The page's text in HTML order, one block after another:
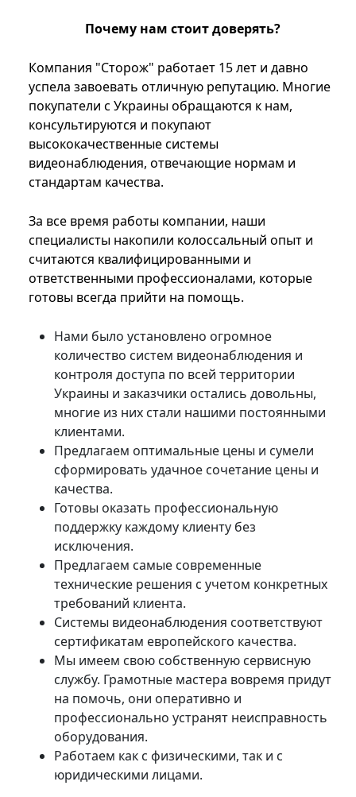
Почему нам стоит доверять?
Компания "Сторож" работает 15 лет и давно
успела завоевать отличную репутацию. Многие
покупатели с Украины обращаются к нам,
консультируются и покупают
высококачественные системы
видеонаблюдения, отвечающие нормам и
стандартам качества.
За все время работы компании, наши
специалисты накопили колоссальный опыт и
считаются квалифицированными и
ответственными профессионалами, которые
готовы всегда прийти на помощь.
Нами было установлено огромное
количество систем видеонаблюдения и
контроля доступа по всей территории
Украины и заказчики остались довольны,
многие из них стали нашими постоянными
клиентами.
Предлагаем оптимальные цены и сумели
сформировать удачное сочетание цены и
качества.
Готовы оказать профессиональную
поддержку каждому клиенту без
исключения.
Предлагаем самые современные
технические решения с учетом конкретных
требований клиента.
Системы видеонаблюдения соответствуют
сертификатам европейского качества.
Мы имеем свою собственную сервисную
службу. Грамотные мастера вовремя придут
на помочь, они оперативно и
профессионально устранят неисправность
оборудования.
Работаем как с физическими, так и с
юридическими лицами.